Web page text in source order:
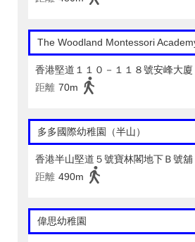
The Woodland Montessori
香港堅道１１０－１１８號安峰大
距離 70m
多多國際幼稚園（半山）
香港半山堅道５號寶林閣地下Ｂ號舖
距離 490m
偉思幼稚園